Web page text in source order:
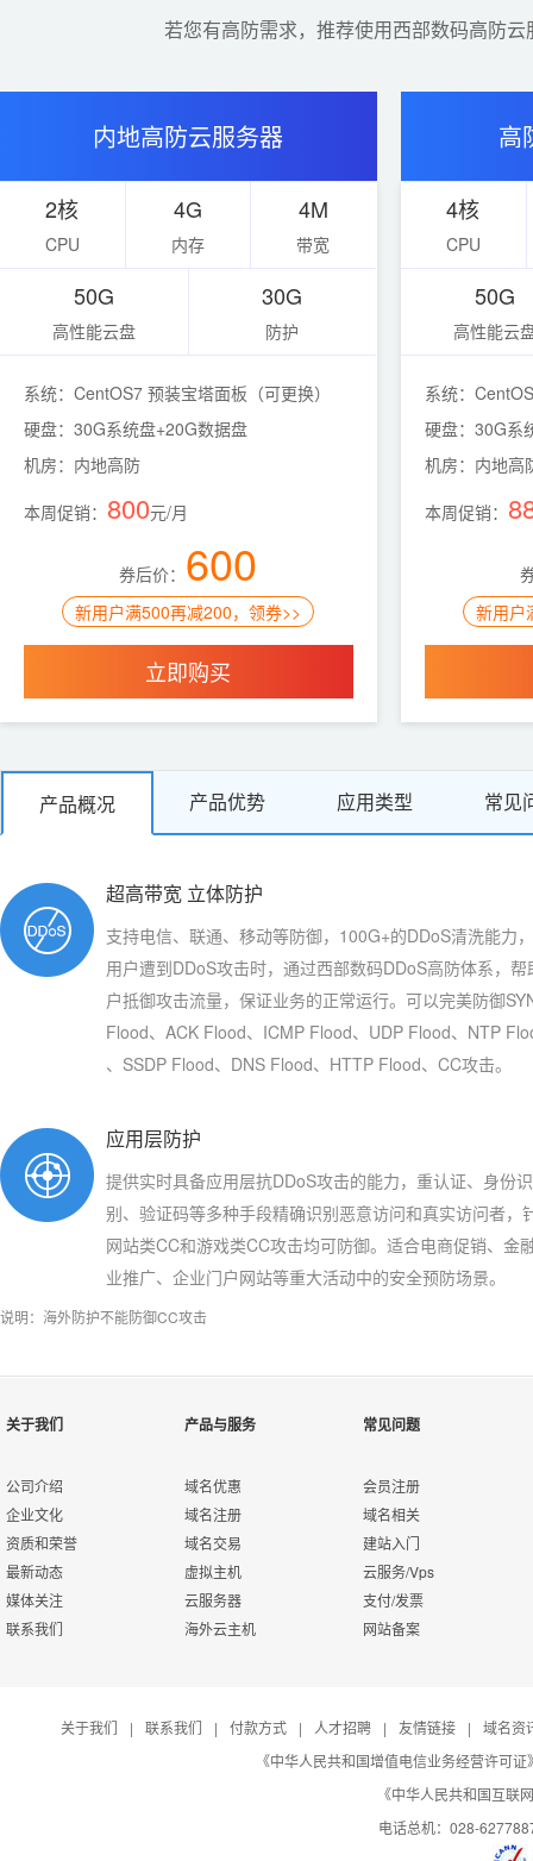
若您有高防需求，推荐使用西部数码高防
内地高防云服务器
2核
CPU
4G
内存
4M
带宽
50G
高性能云盘
30G
防护
系统：CentOS7 预装宝塔面板（可更换）
硬盘：30G系统盘+20G数据盘
机房：内地高防
本周促销： 800元/月
券后价： 600
新用户满500再减200，领券>>
立即购买
高
4核
CPU
50G
高性能云
系统：
硬盘：30G系
机房：内地高
本周促销：
新用户
产品概况 产品优势 应用类型 常见
超高带宽 立体防护
支持电信、联通、移动等防御，100G+的DDoS清洗能力
用户遭到DDoS攻击时，通过西部数码DDoS高防体系，帮
户抵御攻击流量，保证业务的正常运行。可以完美防御
Flood、ACK Flood、ICMP Flood、UDP Flood、NTP
、SSDP Flood、DNS Flood、HTTP Flood、CC攻击。
应用层防护
提供实时具备应用层抗DDoS攻击的能力，重认证、身份识
别、验证码等多种手段精确识别恶意访问和真实访问者，
网站类CC和游戏类CC攻击均可防御。适合电商促销、金
业推广、企业门户网站等重大活动中的安全预防场景。
说明：海外防护不能防御CC攻击
99.99%。
有效解决大批量网络僵尸攻击引起的服务器
假人攻击等效果极佳。
DDoS高防性能弹性购买，支持月付、季付、
行任何调整，整个过程服务无中断。
价格行业中更低，西部数码为用户提供更经济
什么是DDoS/CC攻击？
Distributed Denial of Service即分布式拒绝服务。攻击者借助于客户/
成倍地提高拒绝服务攻击的威力。CC攻击是DDoS（分布式拒绝服务
叫：cc(ChallengeCollapsar)。
DDoS高防是什么？有什么优势？
DDoS高防主要针对西部数码云主机、vps在遭受大流量的DDoS/CC攻
有效抵御各类基于网络层、传输层及应用层的DDoS攻击。
全自动检测和攻击策略匹配，实时防护，清洗服务可用性99.99%
操作简单，一键开启高防防护，用户无需新增任何物理设备，秒级生效。
关于我们
公司介绍
企业文化
资质和荣誉
最新动态
媒体关注
联系我们
产品与服务
域名优惠
域名注册
域名交易
虚拟主机
云服务器
海外云主机
常见问题
会员注册
域名相关
建站入门
云服务/Vps
支付/发票
网站备案
关于我们 | 联系我们 | 付款方式 | 人才招聘 | 友情链接 |
域名资
《中华人民共和国增值电信业务经营许可
《中华人民共和国互联
电话总机：028-